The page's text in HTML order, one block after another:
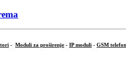
- Moduli za proširenje - IP moduli - GSM